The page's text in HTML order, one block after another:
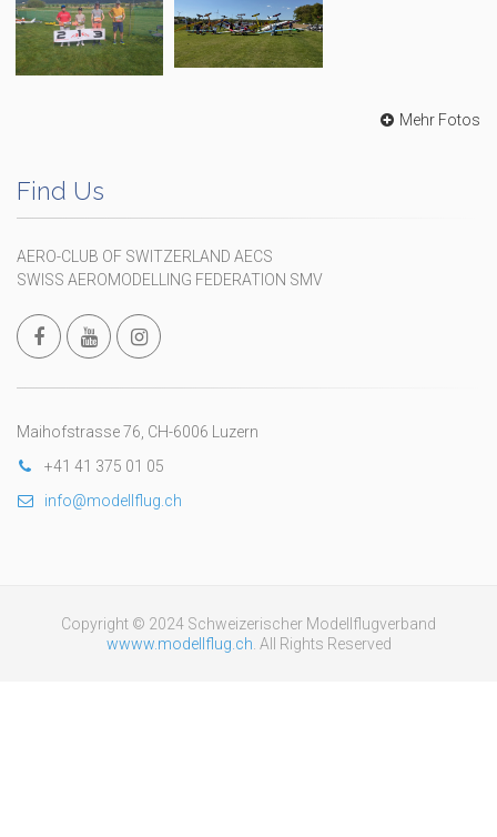
Mehr Fotos
Find Us
AERO-CLUB OF SWITZERLAND AECS
SWISS AEROMODELLING FEDERATION SMV
Maihofstrasse 76, CH-6006 Luzern
+41 41 375 01 05
info@modellflug.ch
Copyright © 2024 Schweizerischer Modellflugverband
wwww.modellflug.ch . All Rights Reserved